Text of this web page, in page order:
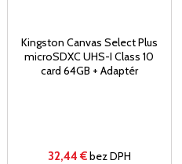
Kingston Canvas Select Plus
microSDXC UHS-I Class 10
card 64GB + Adaptér
32,44 €bez DPH